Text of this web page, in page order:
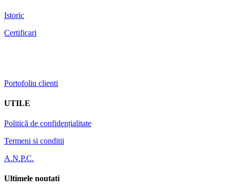
Istoric
Certificari
Portofoliu clienti
UTILE
Politică de confidențialitate
Termeni si conditii
A.N.P.C.
Ultimele noutati